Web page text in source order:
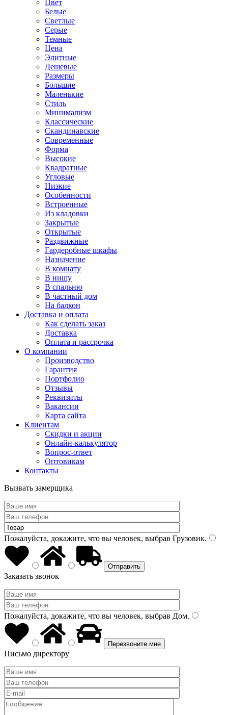
Цвет
Белые
Светлые
Серые
Темные
Цена
Элитные
Дешевые
Размеры
Большие
Маленькие
Стиль
Минимализм
Классические
Скандинавские
Современные
Форма
Высокие
Квадратные
Угловые
Низкие
Особенности
Встроенные
Из кладовки
Закрытые
Открытые
Раздвижные
Гардеробные шкафы
Назначение
В комнату
В нишу
В спальню
В частный дом
На балкон
Доставка и оплата
Как сделать заказ
Доставка
Оплата и рассрочка
О компании
Производство
Гарантия
Портфолио
Отзывы
Реквизиты
Вакансии
Карта сайта
Клиентам
Скидки и акции
Онлайн-калькулятор
Вопрос-ответ
Оптовикам
Контакты
Вызвать замерщика
Пожалуйста, докажите, что вы человек, выбрав Грузовик.
Заказать звонок
Пожалуйста, докажите, что вы человек, выбрав Дом.
Письмо директору